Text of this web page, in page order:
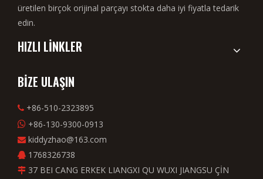
üretilen birçok orijinal parçayı stokta daha iyi fiyatla tedarik
edin.
HIZLI LİNKLER
BİZE ULAŞIN
 +86-510-2323895
 +86-130-9300-0913
 kiddyzhao@163.com
 1768326738
 37 BEI CANG ERKEK LIANGXI QU WUXI JIANGSU ÇİN